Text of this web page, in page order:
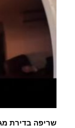
שריפה בדירת